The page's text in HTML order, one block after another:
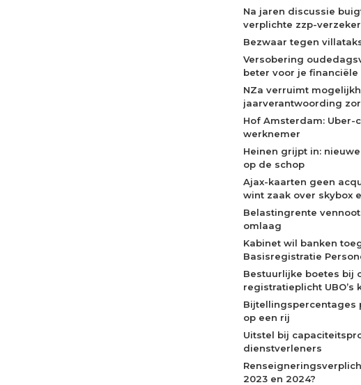
Na jaren discussie
verplichte zzp-
Bezwaar tegen
Versobering
beter voor je
NZa verruimt
jaarverantwoording
Hof Amsterdam:
werknemer
Heinen grijpt in:
op de schop
Ajax-kaarten geen
wint zaak over skybox
Belastingrente
omlaag
Kabinet wil banken
Basisregistratie
Bestuurlijke boetes bij
registratieplicht UBO’s
Bijtellingspercentages
op een rij
Uitstel bij
dienstverleners
2023 en 2024?